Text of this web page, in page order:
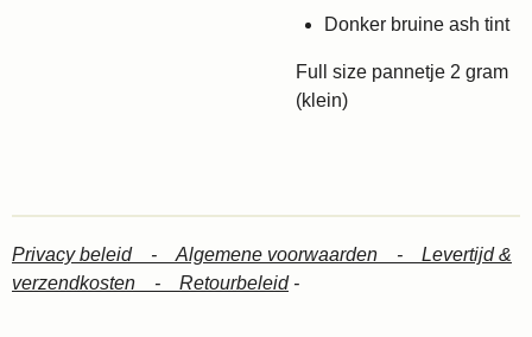
Donker bruine ash tint
Full size pannetje 2 gram
(klein)
Privacy beleid - Algemene voorwaarden - Levertijd &
verzendkosten - Retourbeleid-